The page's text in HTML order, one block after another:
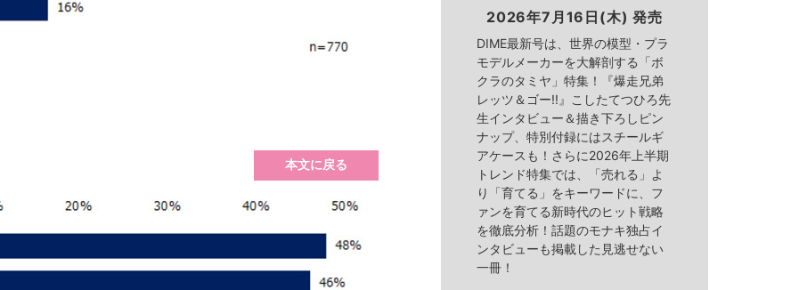
本文に戻る
2026年7月16日(木) 発売
DIME最新号は、世界の模型・プラ
モデルメーカーを大解剖する「ボ
クラのタミヤ」特集！『爆走兄弟
レッツ＆ゴー!!』こしたてつひろ先
生インタビュー＆描き下ろしピン
ナップ、特別付録にはスチールギ
アケースも！さらに2026年上半期
トレンド特集では、「売れる」よ
り「育てる」をキーワードに、フ
ァンを育てる新時代のヒット戦略
を徹底分析！話題のモナキ独占イ
ンタビューも掲載した見逃せない
一冊！